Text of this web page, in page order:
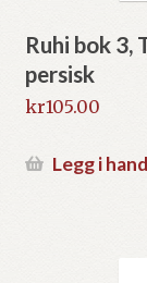
Ruhi bok 3,
persisk
kr105.00
Legg i